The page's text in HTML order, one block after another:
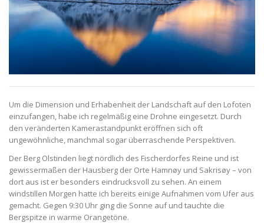
Um die Dimension und Erhabenheit der Landschaft auf den Lofoten
einzufangen, habe ich regelmäßig eine Drohne eingesetzt. Durch
den veränderten Kamerastandpunkt eröffnen sich oft
ungewöhnliche, manchmal sogar überraschende Perspektiven.
Der Berg Olstinden liegt nördlich des Fischerdorfes Reine und ist
gewissermaßen der Hausberg der Orte Hamnøy und Sakrisøy – von
dort aus ist er besonders eindrucksvoll zu sehen. An einem
windstillen Morgen hatte ich bereits einige Aufnahmen vom Ufer aus
gemacht. Gegen 9:30 Uhr ging die Sonne auf und tauchte die
Bergspitze in warme Orangetöne.